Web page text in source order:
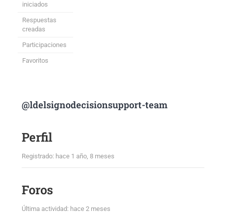
iniciados
Respuestas
creadas
Participaciones
Favoritos
@ldelsignodecisionsupport-team
Perfil
Registrado: hace 1 año, 8 meses
Foros
Última actividad: hace 2 meses